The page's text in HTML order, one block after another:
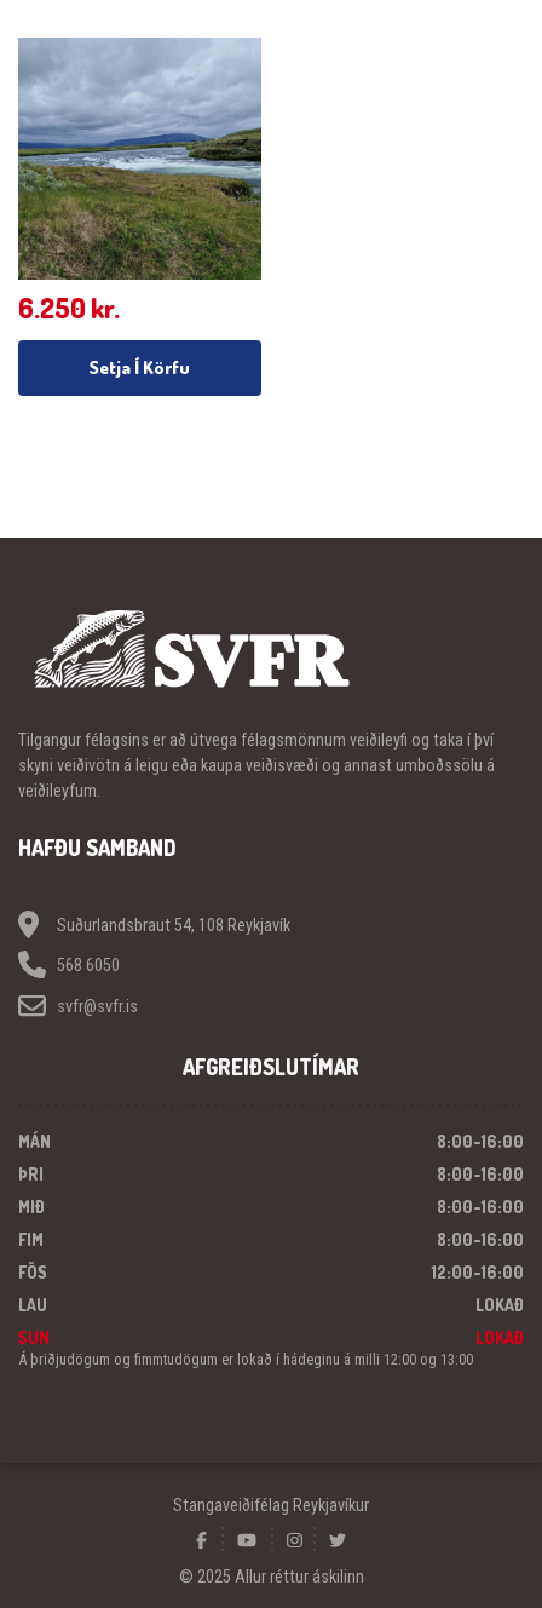
6.250 kr.
Setja Í Körfu
Tilgangur félagsins er að útvega félagsmönnum veiðileyfi og taka í því
skyni veiðivötn á leigu eða kaupa veiðisvæði og annast umboðssölu á
veiðileyfum.
HAFÐU SAMBAND
Suðurlandsbraut 54, 108 Reykjavík
568 6050
svfr@svfr.is
AFGREIÐSLUTÍMAR
MÁN
8:00-16:00
ÞRI
8:00-16:00
MIÐ
8:00-16:00
FIM
8:00-16:00
FÖS
12:00-16:00
LAU
LOKAÐ
SUN
LOKAÐ
Á þriðjudögum og fimmtudögum er lokað í hádeginu á milli 12:00 og 13:00
Stangaveiðifélag Reykjavíkur
© 2025 Allur réttur áskilinn